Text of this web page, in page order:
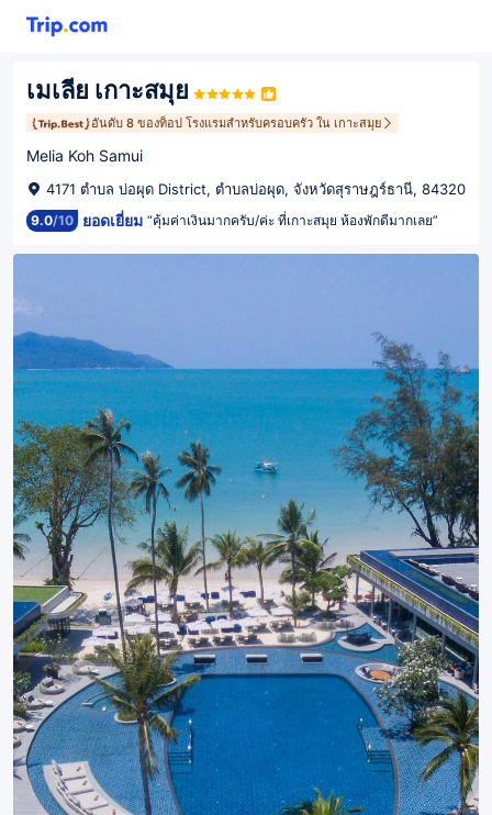
เมเลีย เกาะสมุย
อันดับ 8 ของท็อป โรงแรมสำหรับครอบครัว ใน เกาะสมุย
Melia Koh Samui
4171 ตำบล บ่อผุด District, ตำบลบ่อผุด, จังหวัดสุราษฎร์ธานี, 84320
9.0/10 ยอดเยี่ยม “คุ้มค่าเงินมากครับ/ค่ะ ที่เกาะสมุย ห้องพักดีมากเลย”